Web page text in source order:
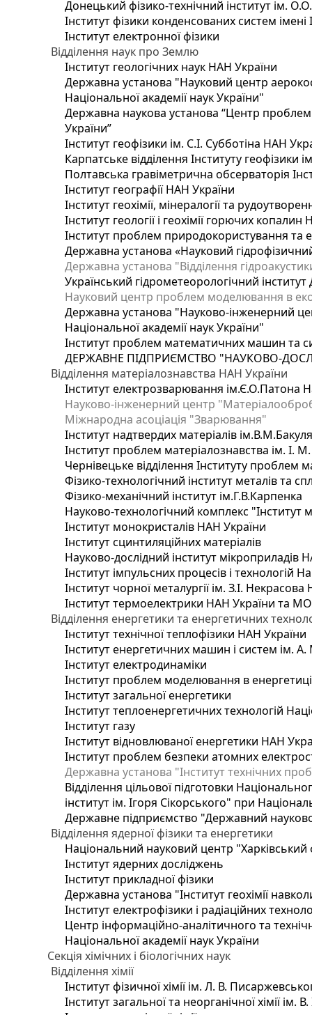
Донецький фізико-технічний інститут ім.
Інститут фізики конденсованих систем
Інститут електронної фізики
Відділення наук про Землю
Інститут геологічних наук НАН України
Державна установа "Науковий центр
Національної академії наук України"
Державна наукова установа “Центр проблем
України”
Інститут геофізики ім. С.І. Субботіна НАН
Карпатське відділення Інституту геофізики
Полтавська гравіметрична обсерваторія
Інститут географії НАН України
Інститут геохімії, мінералогії та
Інститут геології і геохімії горючих
Інститут проблем природокористування та
Державна установа «Науковий
Державна установа "Відділення
Український гідрометеорологічний
Науковий центр проблем моделювання в
Державна установа "Науково-інженерний
Національної академії наук України"
Інститут проблем математичних машин та
ДЕРЖАВНЕ ПІДПРИЄМСТВО "НАУКОВО-
Відділення матеріалознавства НАН України
Інститут електрозварювання ім.Є.О.Патона
Науково-інженерний центр
Міжнародна асоціація "Зварювання"
Інститут надтвердих матеріалів
Інститут проблем матеріалознавства ім. І.
Чернівецьке відділення Інституту проблем
Фізико-технологічний інститут металів та
Фізико-механічний інститут ім.Г.В.Карпенка
Науково-технологічний комплекс "Інститут
Інститут монокристалів НАН України
Інститут сцинтиляційних матеріалів
Науково-дослідний інститут мікроприладів
Інститут імпульсних процесів і технологій
Інститут чорної металургії ім. З.І.
Інститут термоелектрики НАН України та
Відділення енергетики та енергетичних
Інститут технічної теплофізики НАН України
Інститут енергетичних машин і систем ім.
Інститут електродинаміки
Інститут проблем моделювання в
Інститут загальної енергетики
Інститут теплоенергетичних технологій
Інститут газу
Інститут відновлюваної енергетики НАН
Інститут проблем безпеки атомних
Державна установа "Інститут технічних
Відділення цільової підготовки
інститут ім. Ігоря Сікорського" при
Державне підприємство "Державний
Відділення ядерної фізики та енергетики
Національний науковий центр "Харківський
Інститут ядерних досліджень
Інститут прикладної фізики
Державна установа "Інститут геохімії
Інститут електрофізики і радіаційних
Центр інформаційно-аналітичного та
Національної академії наук України
Секція хімічних і біологічних наук
Відділення хімії
Інститут фізичної хімії ім. Л. В.
Інститут загальної та неорганічної хімії ім.